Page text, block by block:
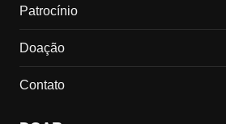
Patrocínio
Doação
Contato